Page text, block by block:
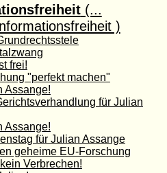
(...
)
frei!
"perfekt machen"
Assange!
für Julian
Assange!
für Julian Assange
geheime EU-Forschung
Verbrechen!